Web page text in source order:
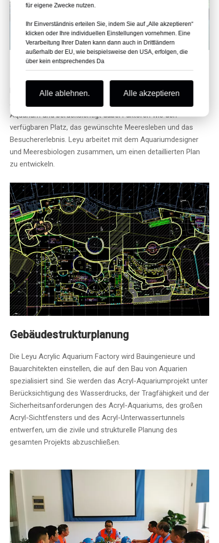
Konzeptualisierung, Planung und Design
Die Leyu Acrylic Aquarium Factory bestimmt die Größe des
Acrylaquariums und des Aquariums für das Ocean Park Public
Aquarium und berücksichtigt dabei Faktoren wie den
verfügbaren Platz, das gewünschte Meeresleben und das
Besuchererlebnis. Leyu arbeitet mit dem Aquariumdesigner
und Meeresbiologen zusammen, um einen detaillierten Plan
zu entwickeln.
Gebäudestrukturplanung
Die Leyu Acrylic Aquarium Factory wird Bauingenieure und
Bauarchitekten einstellen, die auf den Bau von Aquarien
spezialisiert sind. Sie werden das Acryl-Aquariumprojekt unter
Berücksichtigung des Wasserdrucks, der Tragfähigkeit und der
Sicherheitsanforderungen des Acryl-Aquariums, des großen
Acryl-Sichtfensters und des Acryl-Unterwassertunnels
entwerfen, um die zivile und strukturelle Planung des
gesamten Projekts abzuschließen.
für eigene Zwecke nutzen.
Ihr Einverständnis erteilen Sie, indem Sie auf „Alle akzeptieren“
klicken oder Ihre individuellen Einstellungen vornehmen. Eine
Verarbeitung Ihrer Daten kann dann auch in Drittländern
außerhalb der EU, wie beispielsweise den USA, erfolgen, die
über kein entsprechendes Da
Alle ablehnen. Alle akzeptieren